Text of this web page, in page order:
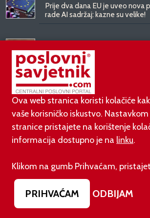
Prije dva dana EU je uveo nova
rade AI sadržaj: kazne su velike!
Otvoren jedan od najvećih
srednjem Jadranu
01.08.2026.
Novi zakon o najmu bolje štiti
najmodavce
adidas i Hrvatski nogometni
višegodišnje partnerstvo
Ova web stranica koristi kolačiće
vaše korisničko iskustvo.
stranice pristajete na korištenje
informacija dostupno je na linku.
Klikom na gumb Prihvaćam,
PRIHVAĆAM ODBIJAM